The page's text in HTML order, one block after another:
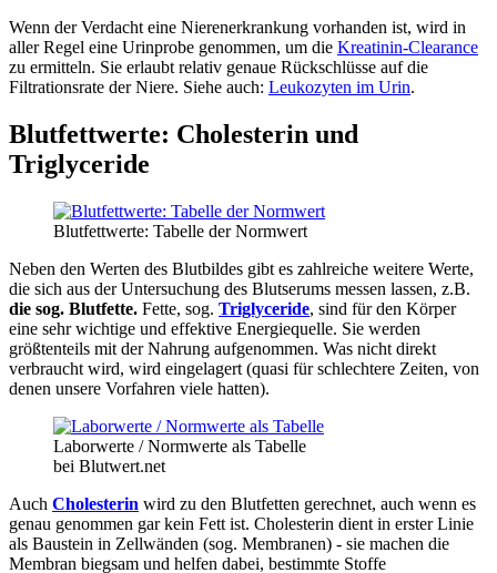
Wenn der Verdacht eine Nierenerkrankung vorhanden ist, wird in
aller Regel eine Urinprobe genommen, um die Kreatinin-Clearance
zu ermitteln. Sie erlaubt relativ genaue Rückschlüsse auf die
Filtrationsrate der Niere. Siehe auch: Leukozyten im Urin.
Blutfettwerte: Cholesterin und
Triglyceride
Blutfettwerte: Tabelle der Normwert
Neben den Werten des Blutbildes gibt es zahlreiche weitere Werte,
die sich aus der Untersuchung des Blutserums messen lassen, z.B.
die sog. Blutfette. Fette, sog. Triglyceride, sind für den Körper
eine sehr wichtige und effektive Energiequelle. Sie werden
größtenteils mit der Nahrung aufgenommen. Was nicht direkt
verbraucht wird, wird eingelagert (quasi für schlechtere Zeiten, von
denen unsere Vorfahren viele hatten).
Laborwerte / Normwerte als Tabelle
bei Blutwert.net
Auch Cholesterin wird zu den Blutfetten gerechnet, auch wenn es
genau genommen gar kein Fett ist. Cholesterin dient in erster Linie
als Baustein in Zellwänden (sog. Membranen) - sie machen die
Membran biegsam und helfen dabei, bestimmte Stoffe